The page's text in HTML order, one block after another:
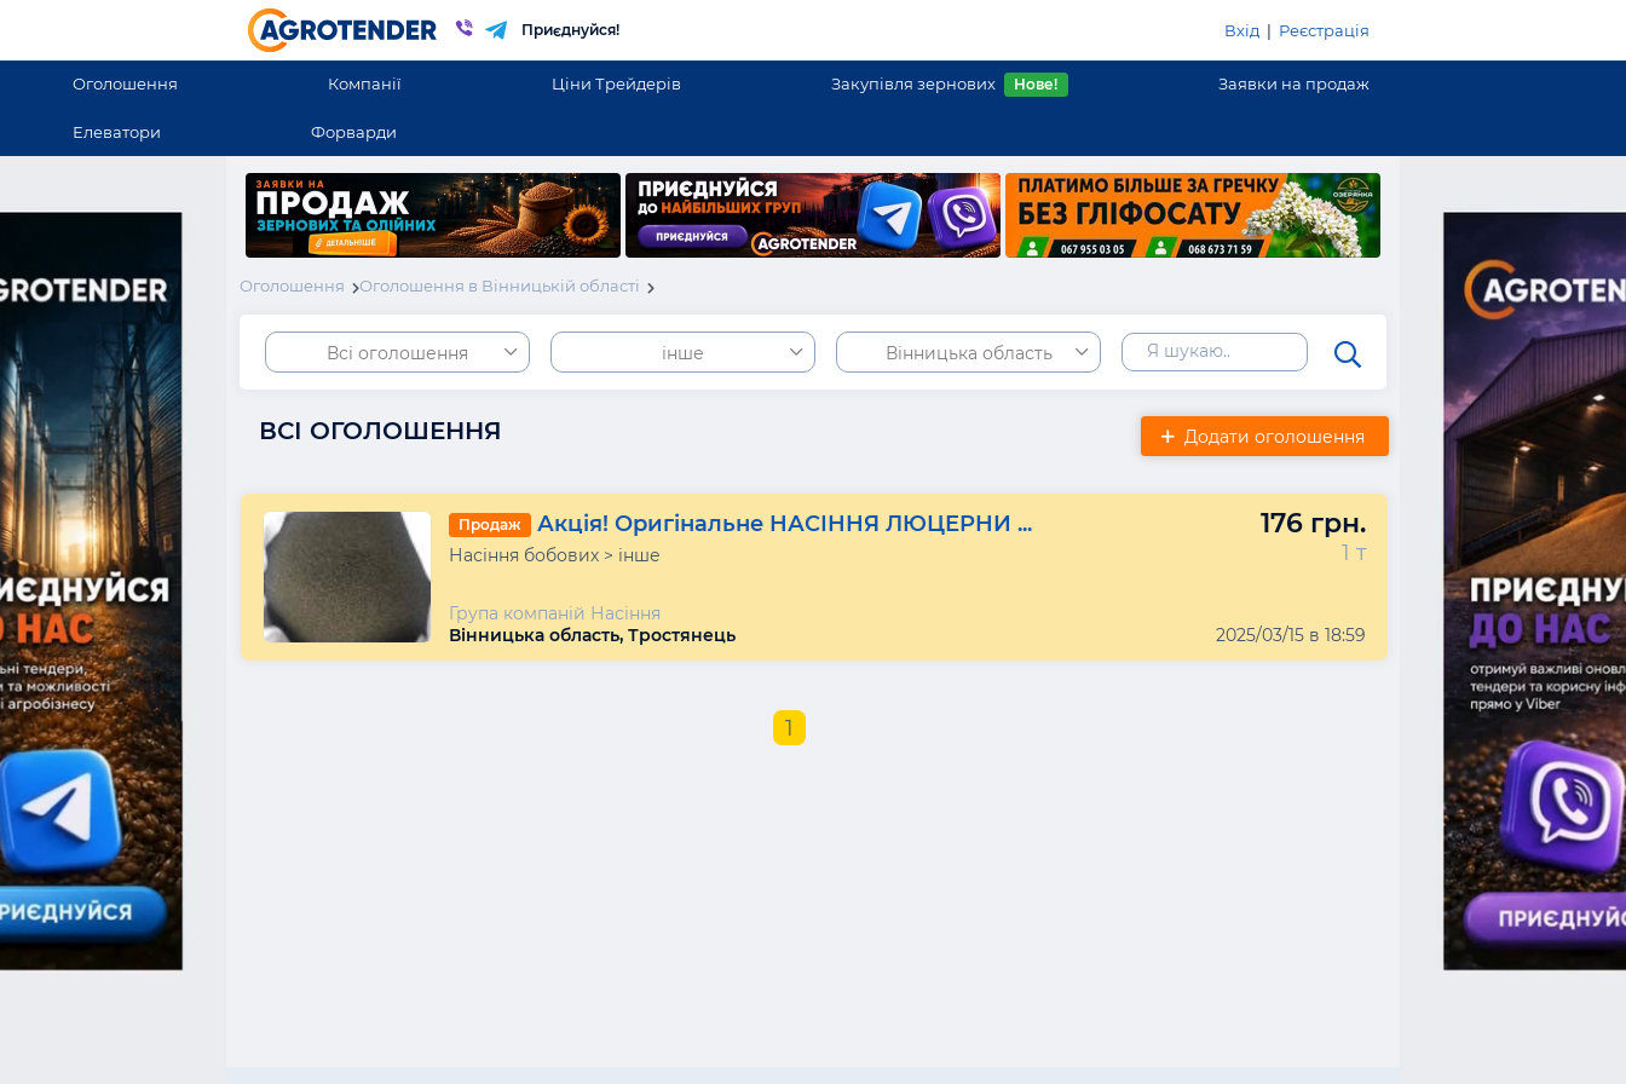
Приєднуйся! Вхід | Реєстрація
Оголошення Компанії Ціни Трейдерів Закупівля зернових Нове! Заявки на продаж
Елеватори Форварди
Оголошення Оголошення в Вінницькій області
Всі оголошення інше Вінницька область
Додати оголошення
ВСІ ОГОЛОШЕННЯ
Продаж Акція! Оригінальне НАСІННЯ ЛЮЦЕРНИ ... 176 грн.
Насіння бобових > інше 1 т
Група компаній Насіння
Вінницька область, Тростянець
2025/03/15 в 18:59
1